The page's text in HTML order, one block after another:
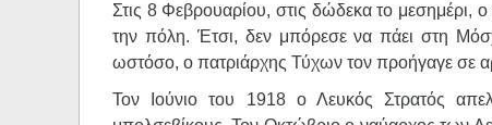
Στις 8 Φεβρουαρίου, στις δώδεκα το μεσημέρι,
την πόλη. Έτσι, δεν μπόρεσε να πάει στη
ωστόσο, ο πατριάρχης Τύχων τον προήγαγε σε
Τον Ιούνιο του 1918 ο Λευκός Στρατός